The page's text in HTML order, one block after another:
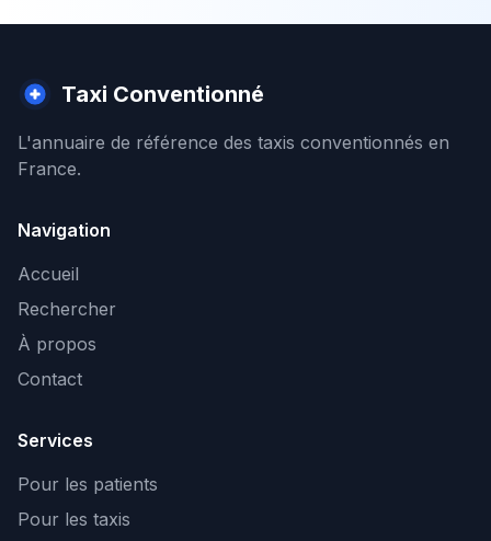
Taxi Conventionné
L'annuaire de référence des taxis conventionnés en
France.
Navigation
Accueil
Rechercher
À propos
Contact
Services
Pour les patients
Pour les taxis